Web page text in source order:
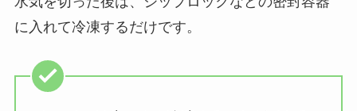
に入れて冷凍するだけです。